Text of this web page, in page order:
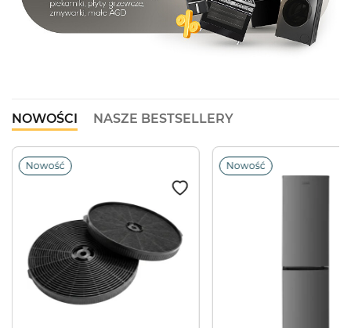
NOWOŚCI
Nowość Nowość
NASZE BESTSELLERY